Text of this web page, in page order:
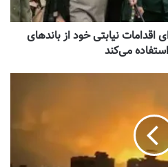
اقدامات نیابتی خود از باندهای
استفاده می‌کند